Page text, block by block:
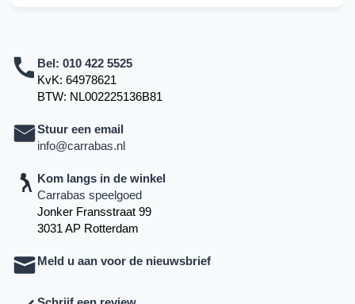
Bel: 010 422 5525
KvK: 64978621
BTW: NL002225136B81
Stuur een email
info@carrabas.nl
Kom langs in de winkel
Carrabas speelgoed
Jonker Fransstraat 99
3031 AP Rotterdam
Meld u aan voor de nieuwsbrief